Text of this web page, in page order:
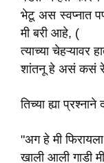
भेटू अस स्वप्नात
मी बरी आहे, (
त्याच्या चेहऱ्यावर
शांतनू हे असं कसं
तिच्या ह्या
"अग हे मी
खाली आली गाडी